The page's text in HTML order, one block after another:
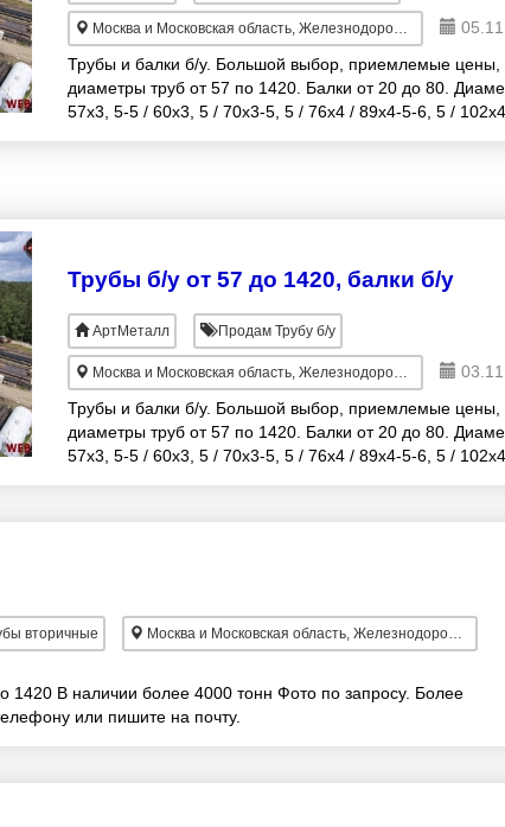
Москва и Московская область, Железнодорожный
Трубы и балки б/у. Большой выбор, приемлемые цены,
диаметры труб от 57 по 1420. Балки от 20 до 80.
57х3, 5-5 / 60х3, 5 / 70х3-5, 5 / 76х4 / 89х4-5-6, 5 /
Трубы б/у от 57 до 1420, балки б/у
АртМеталл Продам Трубу б/у
Москва и Московская область, Железнодорожный
Трубы и балки б/у. Большой выбор, приемлемые цены,
диаметры труб от 57 по 1420. Балки от 20 до 80.
57х3, 5-5 / 60х3, 5 / 70х3-5, 5 / 76х4 / 89х4-5-6, 5 /
вторичные Москва и Московская область, Железнодорожный
1420 В наличии более 4000 тонн Фото по запросу. Более
или пишите на почту.